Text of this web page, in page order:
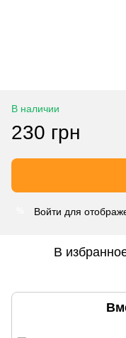
В наличии
230 грн
Войти для
В